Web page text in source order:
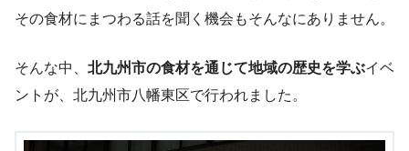
その食材にまつわる話を聞く機会もそんなにありません。
そんな中、 北九州市の食材を通じて地域の歴史を学ぶイベ
ントが、北九州市八幡東区で行われました。